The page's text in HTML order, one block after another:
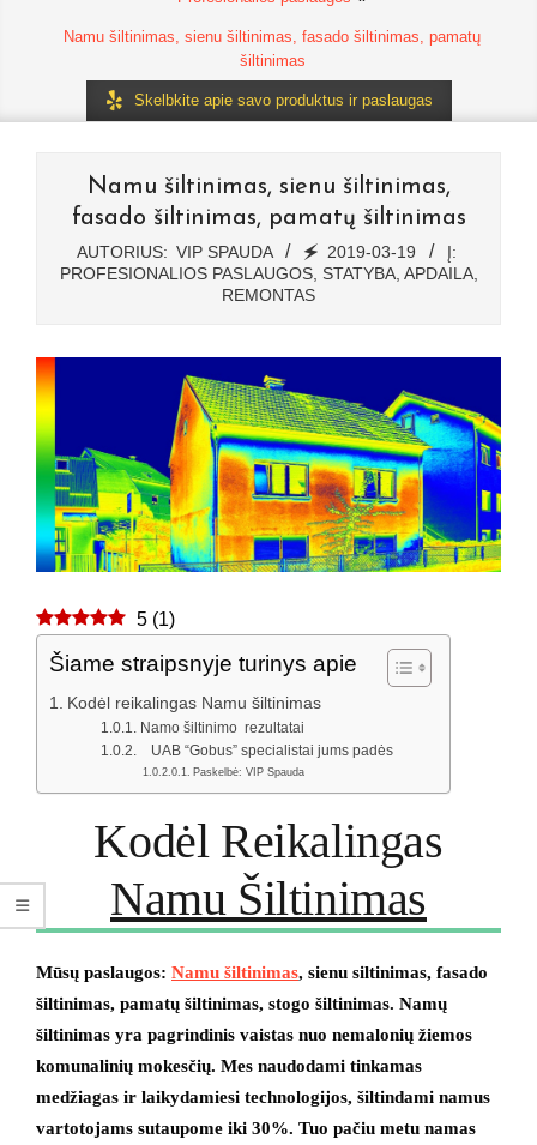
Namu šiltinimas, sienu šiltinimas, fasado šiltinimas, pamatų
šiltinimas
Skelbkite apie savo produktus ir paslaugas
Namu šiltinimas, sienu šiltinimas,
fasado šiltinimas, pamatų šiltinimas
AUTORIUS: VIP SPAUDA 🗲 2019-03-19
Į:
PROFESIONALIOS PASLAUGOS, STATYBA, APDAILA,
REMONTAS
5 (1)
Šiame straipsnyje turinys apie
Kodėl reikalingas Namu šiltinimas
Namo šiltinimo rezultatai
UAB “Gobus” specialistai jums padės
Paskelbė: VIP Spauda
Kodėl Reikalingas
Namu Šiltinimas
Mūsų paslaugos: Namu šiltinimas, sienu siltinimas, fasado
šiltinimas, pamatų šiltinimas, stogo šiltinimas. Namų
šiltinimas yra pagrindinis vaistas nuo nemalonių žiemos
komunalinių mokesčių. Mes naudodami tinkamas
medžiagas ir laikydamiesi technologijos, šiltindami namus
vartotojams sutaupome iki 30%. Tuo pačiu metu namas